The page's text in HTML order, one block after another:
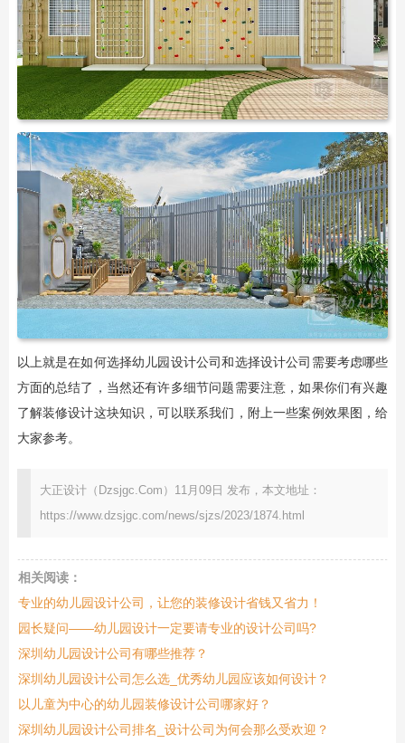
以上就是在如何选择幼儿园设计公司和选择设计公司需要考虑哪些
方面的总结了，当然还有许多细节问题需要注意，如果你们有兴趣
了解装修设计这块知识，可以联系我们，附上一些案例效果图，给
大家参考。
大正设计（Dzsjgc.Com）11月09日 发布，本文地址：
https://www.dzsjgc.com/news/sjzs/2023/1874.html
相关阅读：
专业的幼儿园设计公司，让您的装修设计省钱又省力！
园长疑问——幼儿园设计一定要请专业的设计公司吗?
深圳幼儿园设计公司有哪些推荐？
深圳幼儿园设计公司怎么选_优秀幼儿园应该如何设计？
以儿童为中心的幼儿园装修设计公司哪家好？
深圳幼儿园设计公司排名_设计公司为何会那么受欢迎？